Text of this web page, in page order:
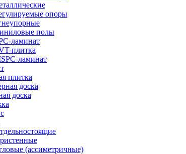
опоры
полы
ламинат
плитка
ламинат
плитка
доска
доска
(ассиметричные)